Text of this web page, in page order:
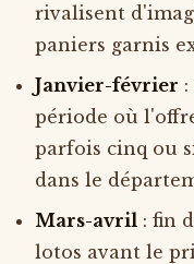
rivalisent
paniers garnis
Janvier-février
période où
parfois cinq ou
dans le
Mars-avril : fin
lotos avant le